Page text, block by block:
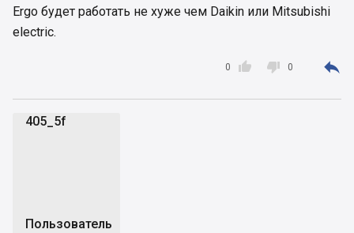
Ergo будет работать не хуже чем Daikin или Mitsubishi
electric.

0  0 
405_5f
Пользователь